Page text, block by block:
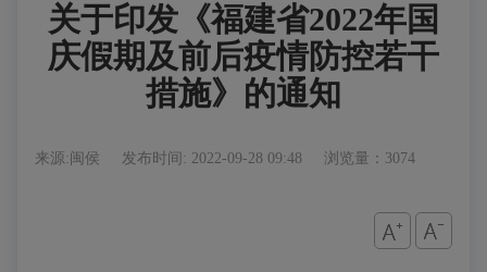
关于印发《福建省2022年国
庆假期及前后疫情防控若干
措施》的通知
来源:闽侯 发布时间: 2022-09-28 09:48 浏览量：3074